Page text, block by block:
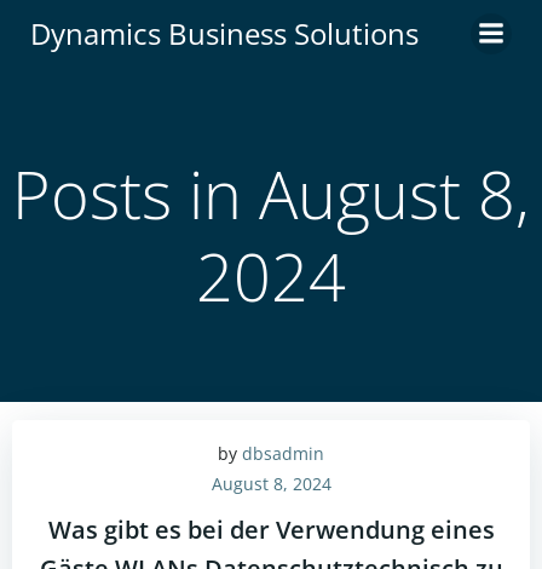
Inhalt
Dynamics Business Solutions
Posts in August 8,
2024
by dbsadmin
August 8, 2024
Was gibt es bei der Verwendung eines